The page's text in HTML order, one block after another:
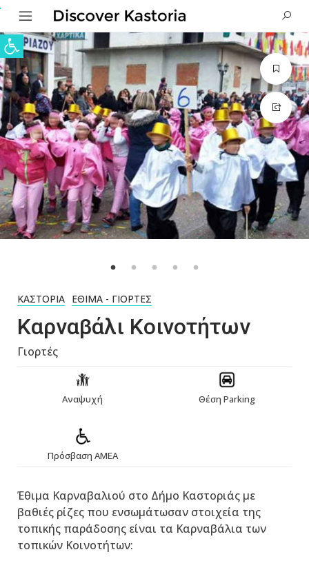
Ανοίξτε τη γραμμή εργαλείων
ΚΑΣΤΟΡΙΆ ΈΘΙΜΑ - ΓΙΟΡΤΈΣ
Καρναβάλι Κοινοτήτων
Γιορτές
Αναψυχή Θέση Parking
Πρόσβαση ΑΜΕΑ
Έθιμα Καρναβαλιού στο Δήμο Καστοριάς με
βαθιές ρίζες που ενσωμάτωσαν στοιχεία της
τοπικής παράδοσης είναι τα Καρναβάλια των
τοπικών Κοινοτήτων: